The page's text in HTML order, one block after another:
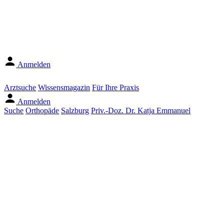
Anmelden
Arztsuche Wissensmagazin Für Ihre Praxis
Anmelden
Suche Orthopäde Salzburg Priv.-Doz. Dr. Katja Emmanuel